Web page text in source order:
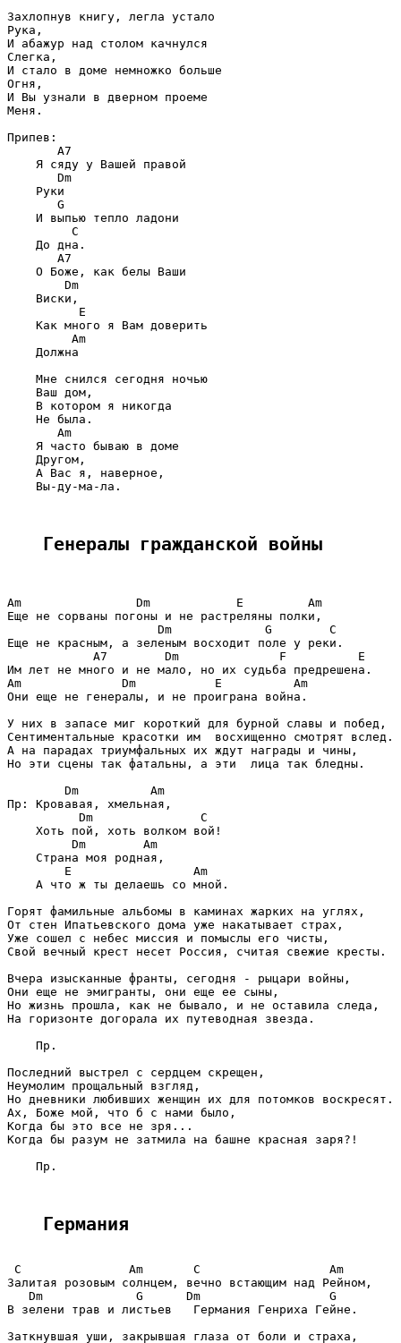
Захлопнув книгу, легла устало
Рука,
И абажур над столом качнулся
Слегка,
И стало в доме немножко больше
Огня,
И Вы узнали в дверном проеме
Меня.
Припев:
       A7
    Я сяду у Вашей правой
       Dm
    Руки
       G
    И выпью тепло ладони
         C
    До дна.
       A7
    О Боже, как белы Ваши
        Dm
    Виски,
          E
    Как много я Вам доверить
         Am
    Должна
    Мне снился сегодня ночью
    Ваш дом,
    В котором я никогда
    Не была.
       Am
    Я часто бываю в доме
    Другом,
    А Вас я, наверное,
    Вы-ду-ма-ла.
Генералы гражданской войны
Am                Dm            E         Am
Еще не сорваны погоны и не растреляны полки,
                     Dm             G        C
Еще не красным, а зеленым восходит поле у реки.
            A7        Dm              F          E
Им лет не много и не мало, но их судьба предрешена.
Am              Dm           E          Am
Они еще не генералы, и не проиграна война.
У них в запасе миг короткий для бурной славы и побед,
Сентиментальные красотки им  восхищенно смотрят вслед.
А на парадах триумфальных их ждут награды и чины,
Но эти сцены так фатальны, а эти  лица так бледны.
        Dm          Am
Пр: Кровавая, хмельная,
          Dm               C
    Хоть пой, хоть волком вой!
         Dm        Am
    Страна моя родная,
        E                 Am
    А что ж ты делаешь со мной.
Горят фамильные альбомы в каминах жарких на углях,
От стен Ипатьевского дома уже накатывает страх,
Уже сошел с небес миссия и помыслы его чисты,
Свой вечный крест несет Россия, считая свежие кресты.
Вчера изысканные франты, сегодня - рыцари войны,
Они еще не эмигранты, они еще ее сыны,
Но жизнь прошла, как не бывало, и не оставила следа,
На горизонте догорала их путеводная звезда.
    Пр.
Последний выстрел с сердцем скрещен,
Неумолим прощальный взгляд,
Но дневники любивших женщин их для потомков воскресят.
Ах, Боже мой, что б с нами было,
Когда бы это все не зря...
Когда бы разум не затмила на башне красная заря?!
    Пр.
Германия
C               Am       C                  Am
Залитая розовым солнцем, вечно встающим над Рейном,
   Dm             G      Dm                  G
В зелени трав и листьев   Германия Генриха Гейне.
Заткнувшая уши, закрывшая глаза от боли и страха,